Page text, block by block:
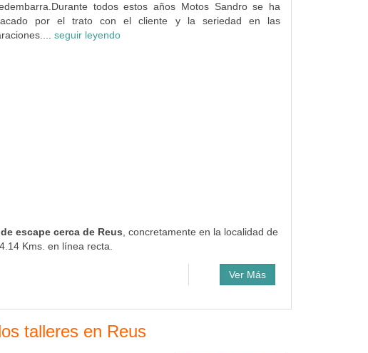
todos estos años Motos Sandro se ha
por el trato con el cliente y la seriedad en las
seguir leyendo
escape cerca de Reus , concretamente en la localidad de
Kms. en línea recta.
Ver Más
talleres en Reus